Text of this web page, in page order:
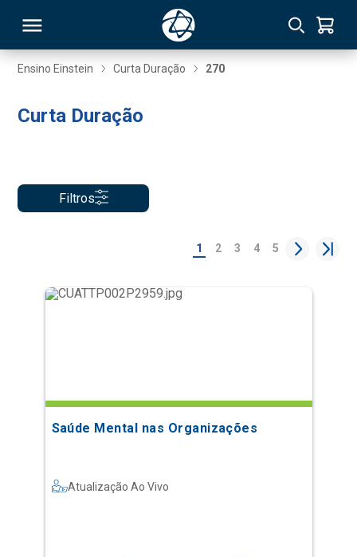
Ensino Einstein Curta Duração 270
Curta Duração
Filtros
1 2 3 4 5
Saúde Mental nas Organizações
Atualização Ao Vivo